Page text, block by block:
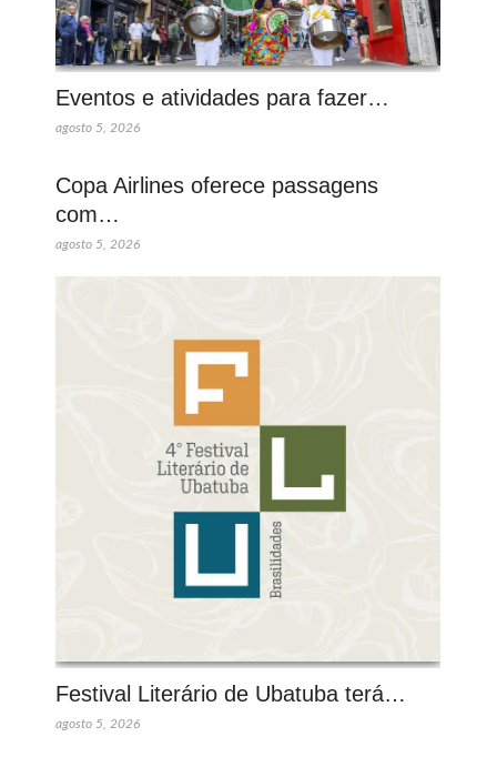
Eventos e atividades para fazer…
agosto 5, 2026
Copa Airlines oferece passagens
com…
agosto 5, 2026
Festival Literário de Ubatuba terá…
agosto 5, 2026